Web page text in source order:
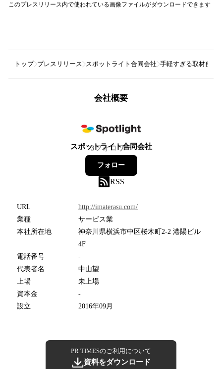
このプレスリリース内で使われている画像ファイルがダウンロードできます
トップ プレスリリース スポットライト合同会社 手軽すぎる取材自分
会社概要
スポットライト合同会社
3フォロワー
フォロー
RSS
URL
http://imaterasu.com/
業種
サービス業
本社所在地
神奈川県横浜市中区桜木町2-2 港陽ビル
4F
電話番号
-
代表者名
中山望
上場
未上場
資本金
-
設立
2016年09月
PR TIMESのご利用について
資料をダウンロード